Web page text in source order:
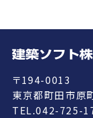
〒194-0013
東京都町田市原
TEL.042-725-